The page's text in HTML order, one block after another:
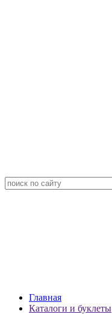
Главная
Каталоги и буклеты